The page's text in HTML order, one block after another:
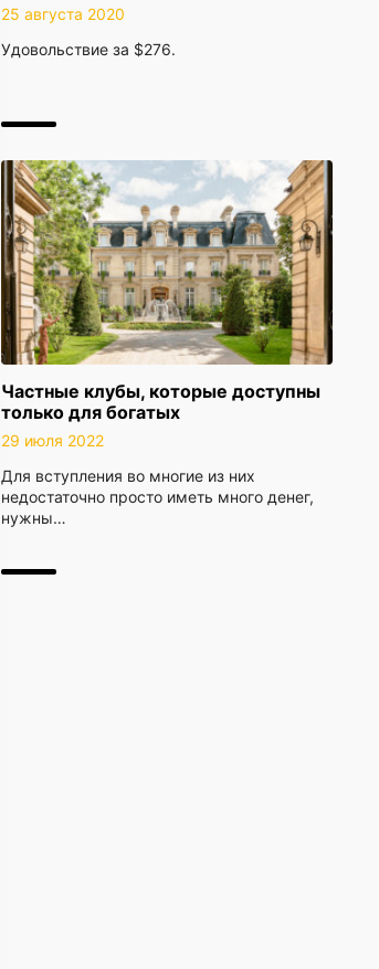
25 августа 2020
Удовольствие за $276.
Частные клубы, которые доступны
только для богатых
29 июля 2022
Для вступления во многие из них
недостаточно просто иметь много денег,
нужны…